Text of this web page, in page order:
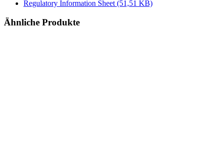
Regulatory Information Sheet (51,51 KB)
Ähnliche Produkte